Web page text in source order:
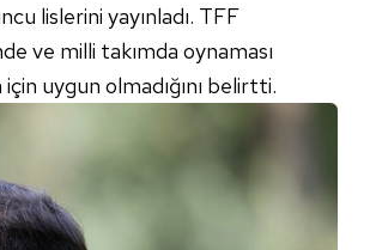
lislerini yayınladı. TFF
ve milli takımda oynaması
uygun olmadığını belirtti.